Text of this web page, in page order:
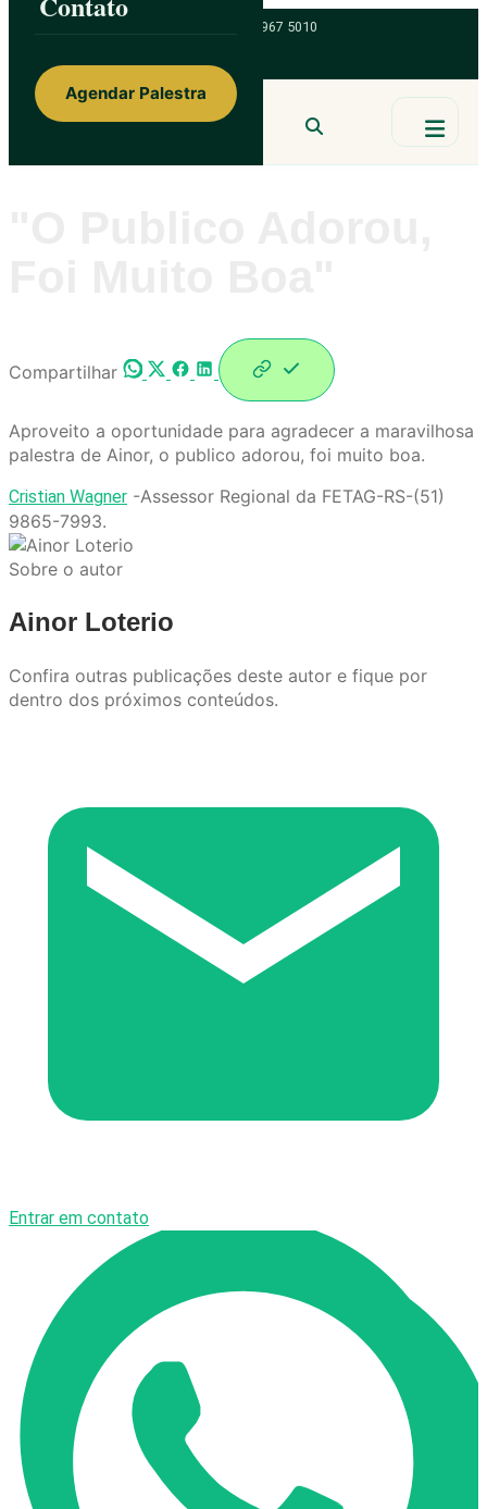
content
47 9 9967 5010
Ainor Lotério
Agendar Palestra
Compartilhar
Aproveito a oportunidade para agradecer a maravilhosa
palestra de Ainor, o publico adorou, foi muito boa.
Cristian Wagner -Assessor Regional da FETAG-RS-(51)
9865-7993.
Sobre o autor
Ainor Loterio
Confira outras publicações deste autor e fique por
dentro dos próximos conteúdos.
Entrar em contato